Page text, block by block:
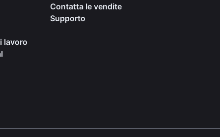
lavoro
Contatta le vendite
Supporto